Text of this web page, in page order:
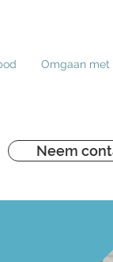
Omgaan met
Neem